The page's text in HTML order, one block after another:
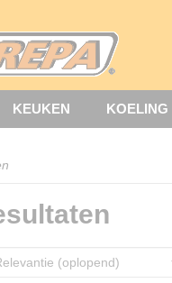
KEUKEN KOELING